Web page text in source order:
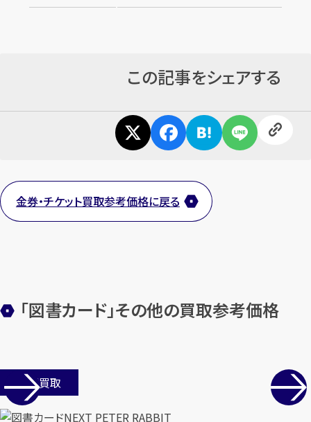
カンタン無料
この記事をシェアする
金券・チケット買取参考価格に戻る
「図書カード」その他の買取参考価格
店舗買取